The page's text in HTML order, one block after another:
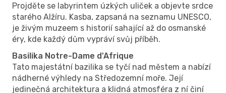
Projděte se labyrintem úzkých uliček a objevte srdce
starého Alžíru. Kasba, zapsaná na seznamu UNESCO,
je živým muzeem s historií sahající až do osmanské
éry, kde každý dům vypráví svůj příběh.
Basilika Notre-Dame d'Afrique
Tato majestátní bazilika se tyčí nad městem a nabízí
nádherné výhledy na Středozemní moře. Její
jedinečná architektura a klidná atmosféra z ní činí